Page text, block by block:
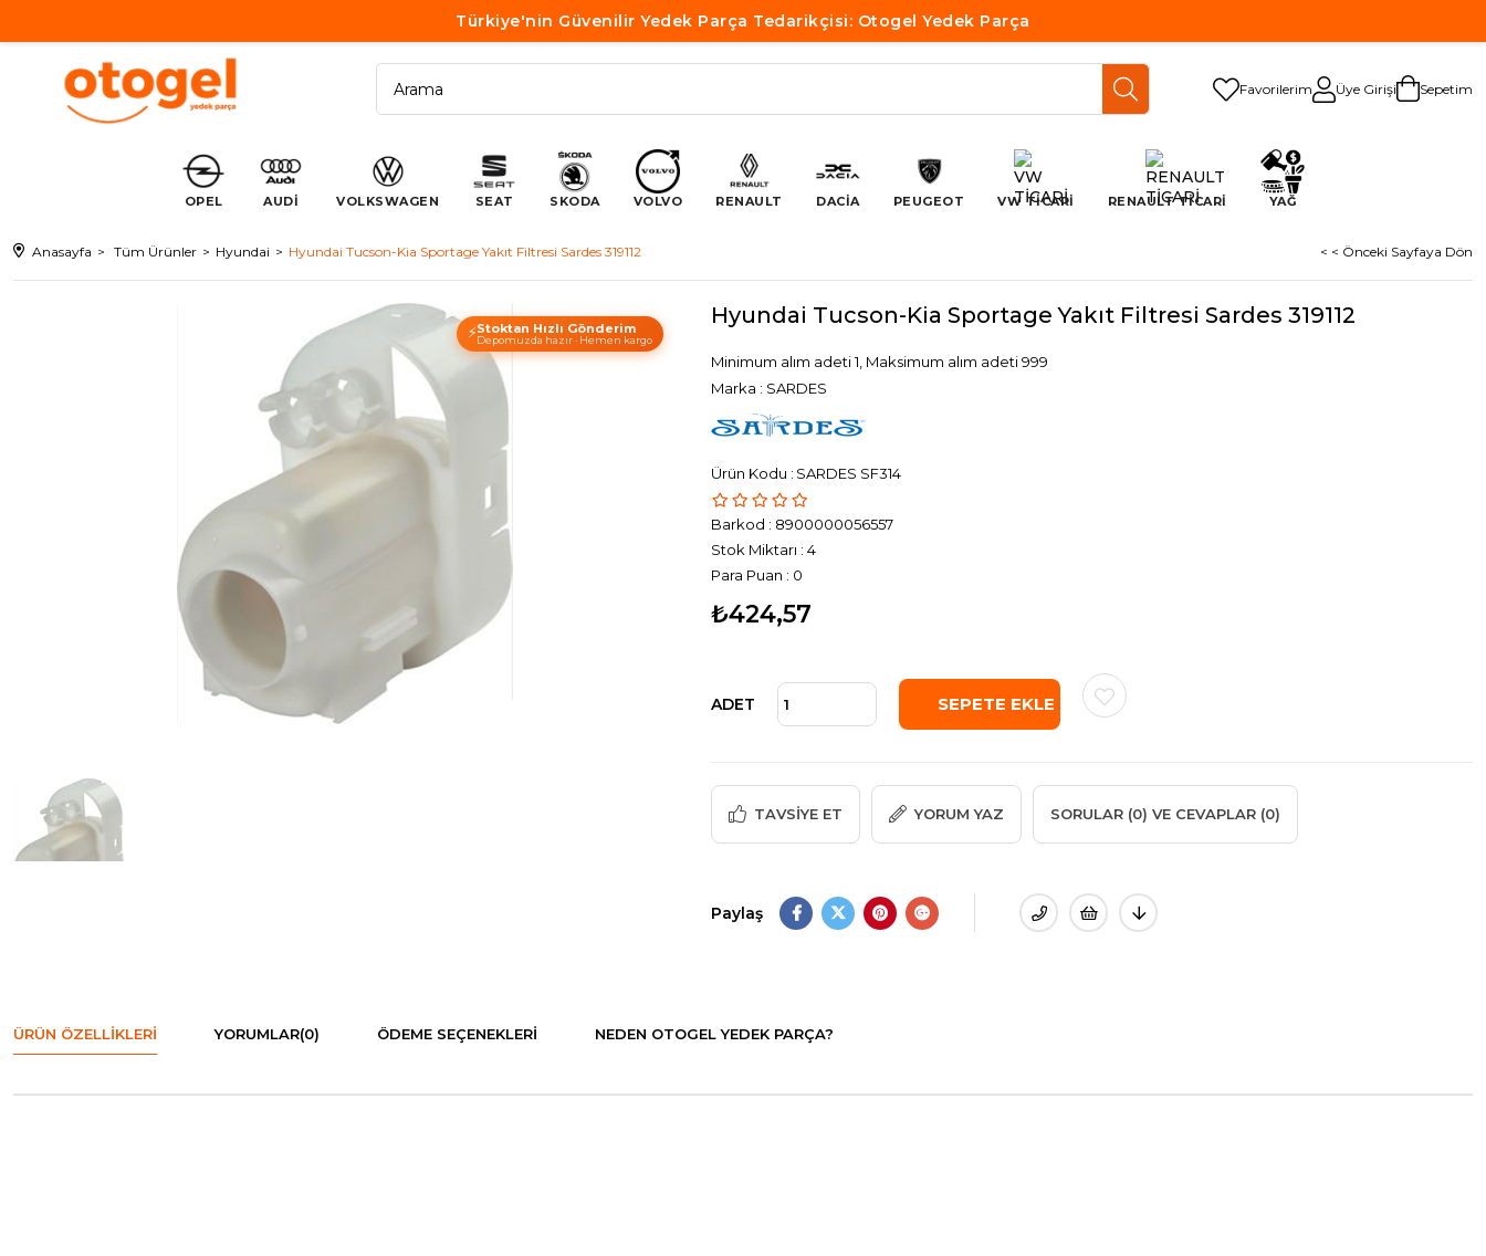
Türkiye'nin Güvenilir Yedek Parça Tedarikçisi: Otogel Yedek Parça
Favorilerim Üye Girişi Sepetim
OPEL AUDİ VOLKSWAGEN SEAT SKODA VOLVO RENAULT DACİA PEUGEOT VW TİCARİ RENAULT TİCARİ YAĞ
Anasayfa Tüm Ürünler Hyundai Hyundai Tucson-Kia Sportage Yakıt Filtresi Sardes 319112 < < Önceki Sayfaya Dön
⚡Stoktan Hızlı Gönderim
Depomuzda hazır · Hemen kargo
Hyundai Tucson-Kia Sportage Yakıt Filtresi Sardes 319112
Minimum alım adeti 1, Maksimum alım adeti 999
Marka : SARDES
SARDES SF314
Barkod : 8900000056557
Stok Miktarı : 4
Para Puan : 0
₺424,57
ADET
TAVSIYE ET YORUM YAZ SORULAR (0) VE CEVAPLAR (0)
Paylaş
ÜRÜN ÖZELLIKLERI YORUMLAR(0) ÖDEME SEÇENEKLERI NEDEN OTOGEL YEDEK PARÇA?